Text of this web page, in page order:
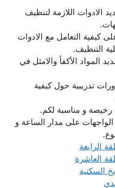
الادوات اللازمة لتنظيف
كيفية التعامل مع الادوات
التنظيف.
المواد الأكفأ والامثل في
تدريبية حول كيفية
رخيصة و مناسبة لكم.
على مدار الساعة و
الرابعة
العاشرة
السكنية